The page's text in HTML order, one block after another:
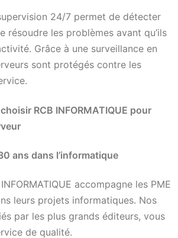
24/7 permet de détecter
résoudre les problèmes avant qu’ils
Grâce à une surveillance en
sont protégés contre les
RCB INFORMATIQUE pour
ans dans l’informatique
accompagne les PME
leurs projets informatiques. Nos
par les plus grands éditeurs, vous
de qualité.